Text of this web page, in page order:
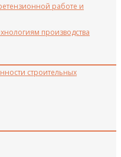
работе и
производства
строительных